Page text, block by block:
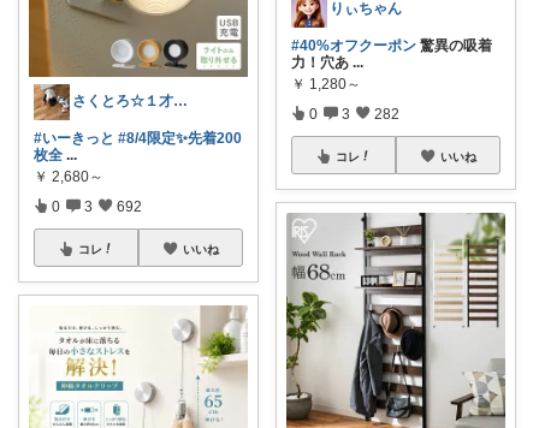
さくとろ☆１才児ぱぱ
#いーきっと #8/4限定✨先着200
枚全 ...
￥ 2,680～
0 3 692
コレ いいね
りぃちゃん
#40%オフクーポン 驚異の吸着
力！穴あ ...
￥ 1,280～
0 3 282
コレ いいね